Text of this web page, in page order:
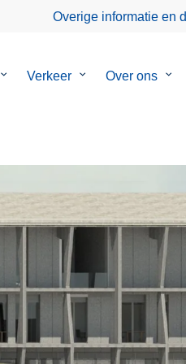
Overige informatie en
Submenu
Verkeer
SubmenuOver ons